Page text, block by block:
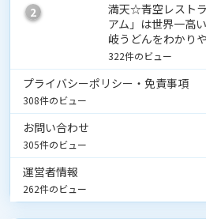
2
満天☆青空レスト
アム」は世界一高
岐うどんをわかり
322件のビュー
プライバシーポリシー・免責事項
308件のビュー
お問い合わせ
305件のビュー
運営者情報
262件のビュー